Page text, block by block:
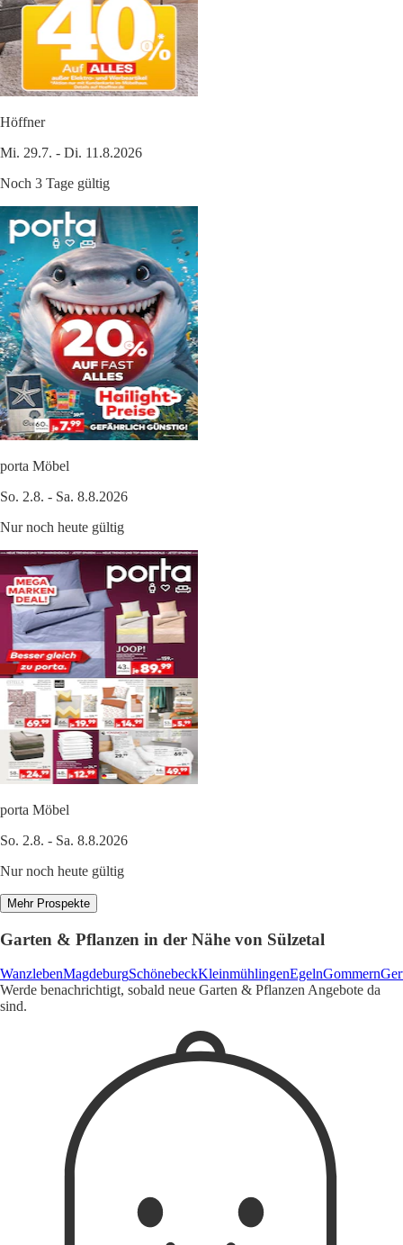
Höffner
Mi. 29.7. - Di. 11.8.2026
Noch 3 Tage gültig
porta Möbel
So. 2.8. - Sa. 8.8.2026
Nur noch heute gültig
porta Möbel
So. 2.8. - Sa. 8.8.2026
Nur noch heute gültig
Mehr Prospekte
Garten & Pflanzen in der Nähe von Sülzetal
WanzlebenMagdeburgSchönebeckKleinmühlingenEgelnGommern
Werde benachrichtigt, sobald neue Garten & Pflanzen Angebote da
sind.